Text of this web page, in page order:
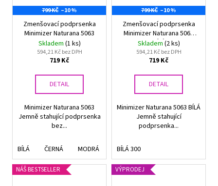
799 KČ –10 %
Zmenšovací podprsenka
Minimizer Naturana 5063
Skladem (1 ks)
594,21 Kč bez DPH
719 Kč
DETAIL
Minimizer Naturana 5063
Jemně stahující podprsenka
bez...
BÍLÁ ČERNÁ MODRÁ TĚLOVÁ
799 KČ –10 %
Zmenšovací podprsenka
Minimizer Naturana 5063
BÍLÁ
Skladem (2 ks)
594,21 Kč bez DPH
719 Kč
DETAIL
Minimizer Naturana 5063 BÍLÁ
Jemně stahující
podprsenka...
BÍLÁ 300
NÁŠ BESTSELLER VÝPRODEJ